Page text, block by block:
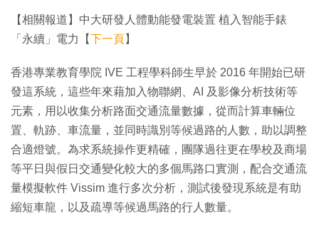
【相關報道】中大研發人體動能發電裝置 植入智能手錶
「永續」電力【下一頁】
香港專業教育學院 IVE 工程學科師生早於 2016 年開始已研
發這系統，這些年來藉加入物聯網、AI 及影像分析技術等
元素，用以收集分析路面交通流量數據，從而計算車輛位
置、軌跡、車流量，並同時識別等候過路的人數，助以調整
合適燈號。為求系統操作更精確，團隊過往更在學校及商場
等平日與假日交通變化較大的多個馬路口實測，配合交通流
量模擬軟件 Vissim 進行多次分析，測試後發現系統是有助
縮短車龍，以及疏導等候過馬路的行人數量。